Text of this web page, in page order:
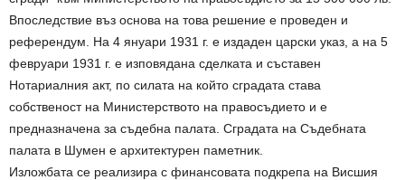
Впоследствие въз основа на това решение е проведен и
референдум. На 4 януари 1931 г. е издаден царски указ, а на 5
февруари 1931 г. е изповядана сделката и съставен
Нотариалния акт, по силата на който сградата става
собственост на Министерството на правосъдието и е
предназначена за съдебна палата. Сградата на Съдебната
палата в Шумен е архитектурен паметник.
Изложбата се реализира с финансовата подкрепа на Висшия